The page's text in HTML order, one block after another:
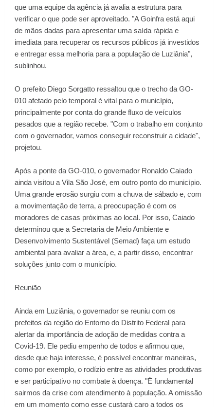
que uma equipe da agência já avalia a estrutura para
verificar o que pode ser aproveitado. "A Goinfra está aqui
de mãos dadas para apresentar uma saída rápida e
imediata para recuperar os recursos públicos já investidos
e entregar essa melhoria para a população de Luziânia",
sublinhou.
O prefeito Diego Sorgatto ressaltou que o trecho da GO-
010 afetado pelo temporal é vital para o município,
principalmente por conta do grande fluxo de veículos
pesados que a região recebe. "Com o trabalho em conjunto
com o governador, vamos conseguir reconstruir a cidade",
projetou.
Após a ponte da GO-010, o governador Ronaldo Caiado
ainda visitou a Vila São José, em outro ponto do município.
Uma grande erosão surgiu com a chuva de sábado e, com
a movimentação de terra, a preocupação é com os
moradores de casas próximas ao local. Por isso, Caiado
determinou que a Secretaria de Meio Ambiente e
Desenvolvimento Sustentável (Semad) faça um estudo
ambiental para avaliar a área, e, a partir disso, encontrar
soluções junto com o município.
Reunião
Ainda em Luziânia, o governador se reuniu com os
prefeitos da região do Entorno do Distrito Federal para
alertar da importância de adoção de medidas contra a
Covid-19. Ele pediu empenho de todos e afirmou que,
desde que haja interesse, é possível encontrar maneiras,
como por exemplo, o rodízio entre as atividades produtivas
e ser participativo no combate à doença. "É fundamental
sairmos da crise com atendimento à população. A omissão
em um momento como esse custará caro a todos os